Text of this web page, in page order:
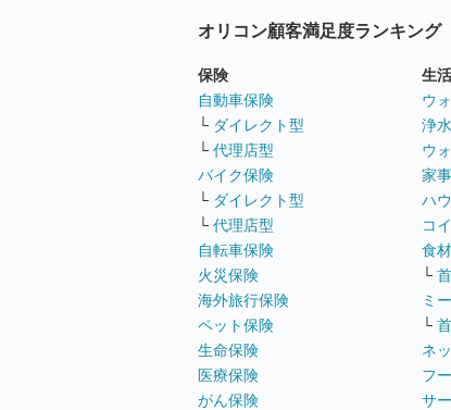
オリコン顧客満足度ランキング
保険
自動車保険
└ ダイレクト型
└ 代理店型
バイク保険
└ ダイレクト型
└ 代理店型
自転車保険
火災保険
海外旅行保険
ペット保険
生命保険
医療保険
がん保険
生活
ウ
浄
ウ
家
ハ
コ
食
└
ミ
└
ネ
フ
サ